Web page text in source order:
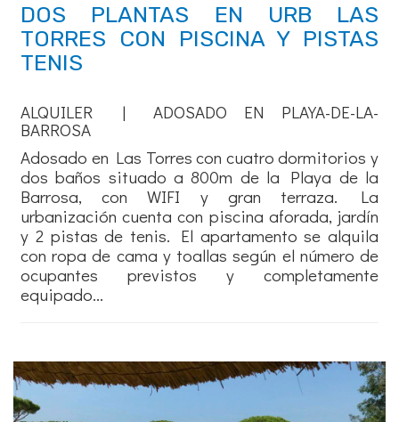
DOS PLANTAS EN URB LAS
TORRES CON PISCINA Y PISTAS
TENIS
ALQUILER | ADOSADO EN PLAYA-DE-LA-
BARROSA
Adosado en Las Torres con cuatro dormitorios y
dos baños situado a 800m de la Playa de la
Barrosa, con WIFI y gran terraza. La
urbanización cuenta con piscina aforada, jardín
y 2 pistas de tenis. El apartamento se alquila
con ropa de cama y toallas según el número de
ocupantes previstos y completamente
equipado...